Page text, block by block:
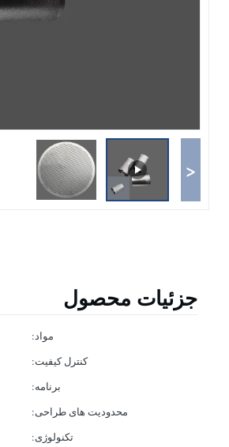
<
جزئیات محصول
مواد:
کنترل کیفیت:
برنامه:
محدودیت های طراحی:
تکنولوژی: